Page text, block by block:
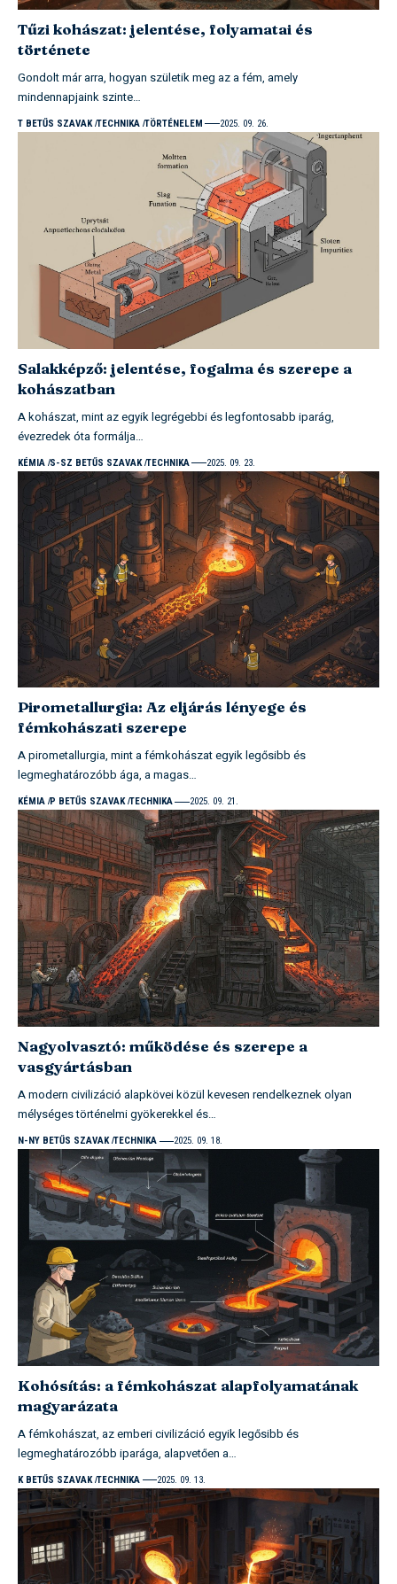
Tűzi kohászat: jelentése, folyamatai és
története
Gondolt már arra, hogyan születik meg az a fém, amely
mindennapjaink szinte…
T BETŰS SZAVAK TECHNIKA TÖRTÉNELEM 2025. 09. 26.
Salakképző: jelentése, fogalma és szerepe a
kohászatban
A kohászat, mint az egyik legrégebbi és legfontosabb iparág,
évezredek óta formálja…
KÉMIA S-SZ BETŰS SZAVAK TECHNIKA 2025. 09. 23.
Pirometallurgia: Az eljárás lényege és
fémkohászati szerepe
A pirometallurgia, mint a fémkohászat egyik legősibb és
legmeghatározóbb ága, a magas…
KÉMIA P BETŰS SZAVAK TECHNIKA 2025. 09. 21.
Nagyolvasztó: működése és szerepe a
vasgyártásban
A modern civilizáció alapkövei közül kevesen rendelkeznek olyan
mélységes történelmi gyökerekkel és…
N-NY BETŰS SZAVAK TECHNIKA 2025. 09. 18.
Kohósítás: a fémkohászat alapfolyamatának
magyarázata
A fémkohászat, az emberi civilizáció egyik legősibb és
legmeghatározóbb iparága, alapvetően a…
K BETŰS SZAVAK TECHNIKA 2025. 09. 13.